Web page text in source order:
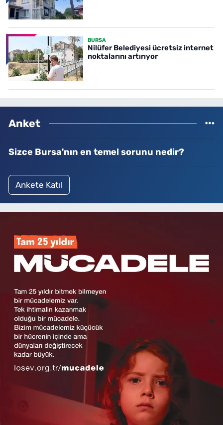
BURSA
Nilüfer Belediyesi ücretsiz internet
noktalarını artırıyor
Anket
Sizce Bursa'nın en temel sorunu nedir?
Ankete Katıl